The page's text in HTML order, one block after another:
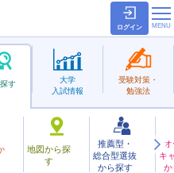
ログイン
す
地図から探
す
推薦型・
総合型選抜
から探す
キ
か
大学
入試情報
受験対策・
勉強法
お気に入り